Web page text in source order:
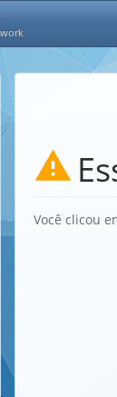
Você clicou